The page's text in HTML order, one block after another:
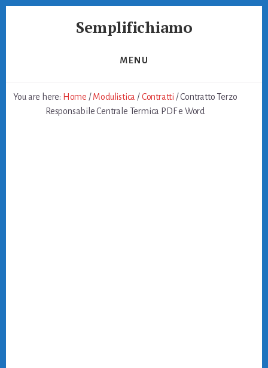
Semplifichiamo
MENU
You are here: Home / Modulistica /Contratti /Contratto Terzo
Responsabile Centrale Termica PDF e Word